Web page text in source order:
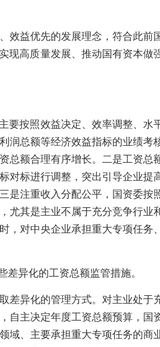
效益优先的发展理念，符合此前
现高质量发展、推动国有资本做
要按照效益决定、效率调整、水
总额等经济效益指标的业绩考
总额合理有序增长。二是工资总
对标进行调整，突出引导企业提
是注重收入分配公平，国资委按
尤其是主业不属于充分竞争行业
，对中央企业承担重大专项任务
异化的工资总额监管措施。
差异化的管理方式。对主业处于
自主决定年度工资总额预算，国
域、主要承担重大专项任务的商